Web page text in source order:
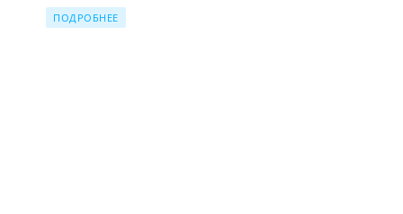
телевизор: есть (русский канал)
ПОДРОБНЕЕ